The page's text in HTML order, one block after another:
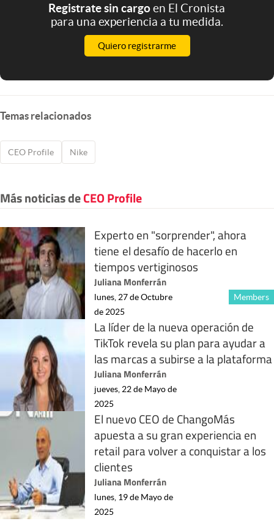
Registrate sin cargoen El Cronista
para una experiencia a tu medida.
Quiero registrarme
Temas relacionados
CEO Profile Nike
Más noticias deCEO Profile
Experto en "sorprender", ahora
tiene el desafío de hacerlo en
tiempos vertiginosos
Juliana Monferrán
Members
lunes, 27 de Octubre
de 2025
La líder de la nueva operación de
TikTok revela su plan para ayudar a
las marcas a subirse a la plataforma
Juliana Monferrán
jueves, 22 de Mayo de
2025
El nuevo CEO de ChangoMás
apuesta a su gran experiencia en
retail para volver a conquistar a los
clientes
Juliana Monferrán
lunes, 19 de Mayo de
2025